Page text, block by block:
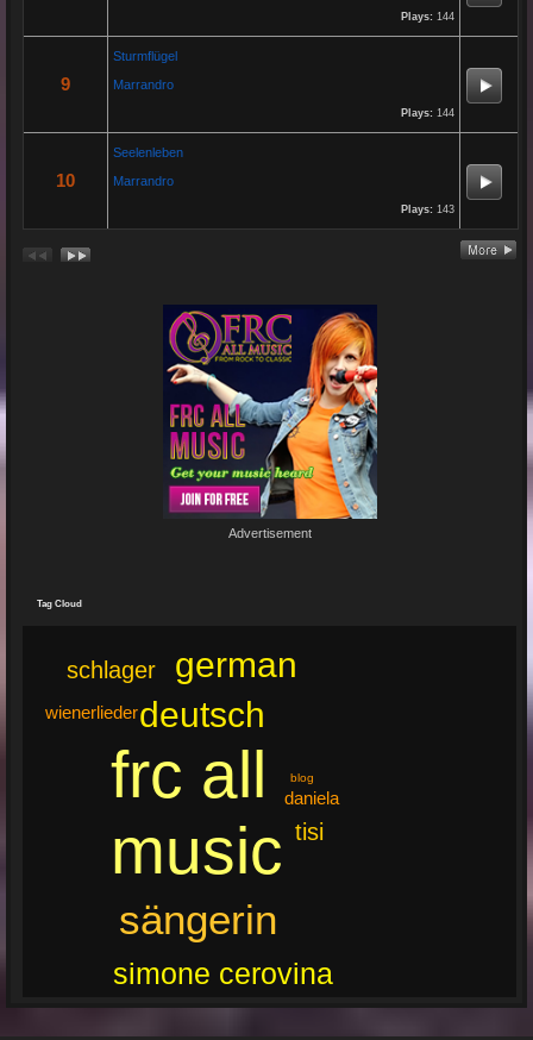
18 Oct 2024 03:52:11
By: Schausteller-Radio
Unser Radio...
26 Aug 2024 03:38:47
By:
Junge un Mädcher vum Erbhof
Sommerfest 24.August.2024
Es war wieder eine mega Veranstaltung mit...
19 Jun 2024 22:29:33
🔥🌟 Erlebe die brandneue, spritzige Hit-Single "Feuer"! 🌟🔥
Plays: 144
9
Sturmflügel
Marrandro
Plays: 144
10
Seelenleben
Marrandro
Plays: 143
Advertisement
Tag Cloud
frc all
music
sängerin
deutsch
german
simone cerovina
tisi
schlager
daniela
wienerlieder
blog